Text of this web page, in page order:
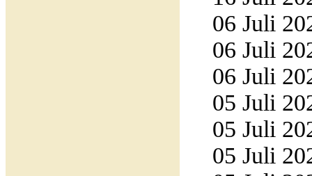
06 Juli
06 Juli
06 Juli
05 Juli
05 Juli
05 Juli